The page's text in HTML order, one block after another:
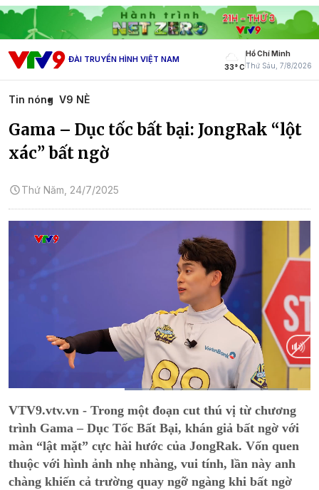
ĐÀI TRUYỀN HÌNH VIỆT NAM
33° C
Hồ Chí Minh
Thứ Sáu, 7/8/2026
Tin nóng V9 NÈ
Gama – Dục tốc bất bại: JongRak “lột
xác” bất ngờ
Thứ Năm, 24/7/2025
Time
VTV9.vtv.vn - Trong một đoạn cut thú vị từ chương
trình Gama – Dục Tốc Bất Bại, khán giả bất ngờ với
màn “lật mặt” cực hài hước của JongRak. Vốn quen
thuộc với hình ảnh nhẹ nhàng, vui tính, lần này anh
chàng khiến cả trường quay ngỡ ngàng khi bất ngờ